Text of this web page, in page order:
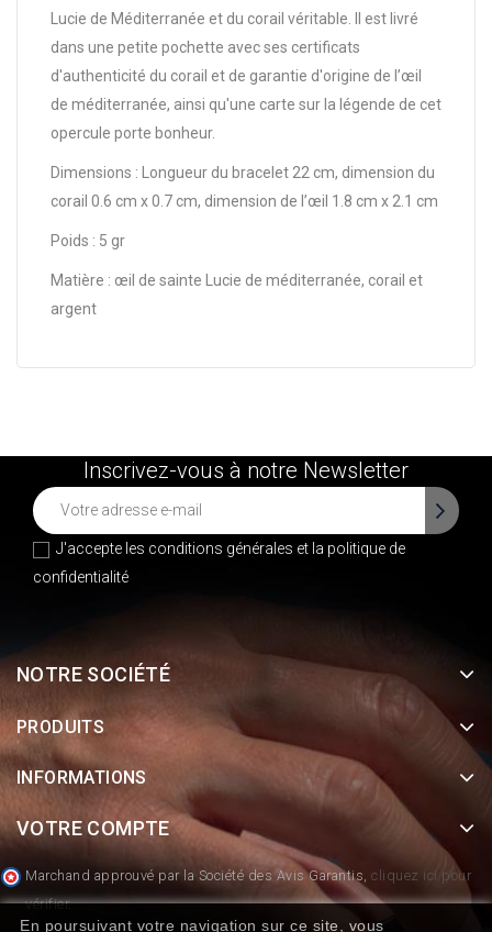
Lucie de Méditerranée et du corail véritable. Il est livré
dans une petite pochette avec ses certificats
d'authenticité du corail et de garantie d'origine de l’œil
de méditerranée, ainsi qu'une carte sur la légende de cet
opercule porte bonheur.
Dimensions : Longueur du bracelet 22 cm, dimension du
corail 0.6 cm x 0.7 cm, dimension de l’œil 1.8 cm x 2.1 cm
Poids : 5 gr
Matière : œil de sainte Lucie de méditerranée, corail et
argent
Inscrivez-vous à notre Newsletter
J'accepte les conditions générales et la politique de
confidentialité
NOTRE SOCIÉTÉ
PRODUITS
INFORMATIONS
VOTRE COMPTE
En poursuivant votre navigation sur ce site, vous
Marchand approuvé par la Société des Avis Garantis, cliquez ici pour
vérifier.